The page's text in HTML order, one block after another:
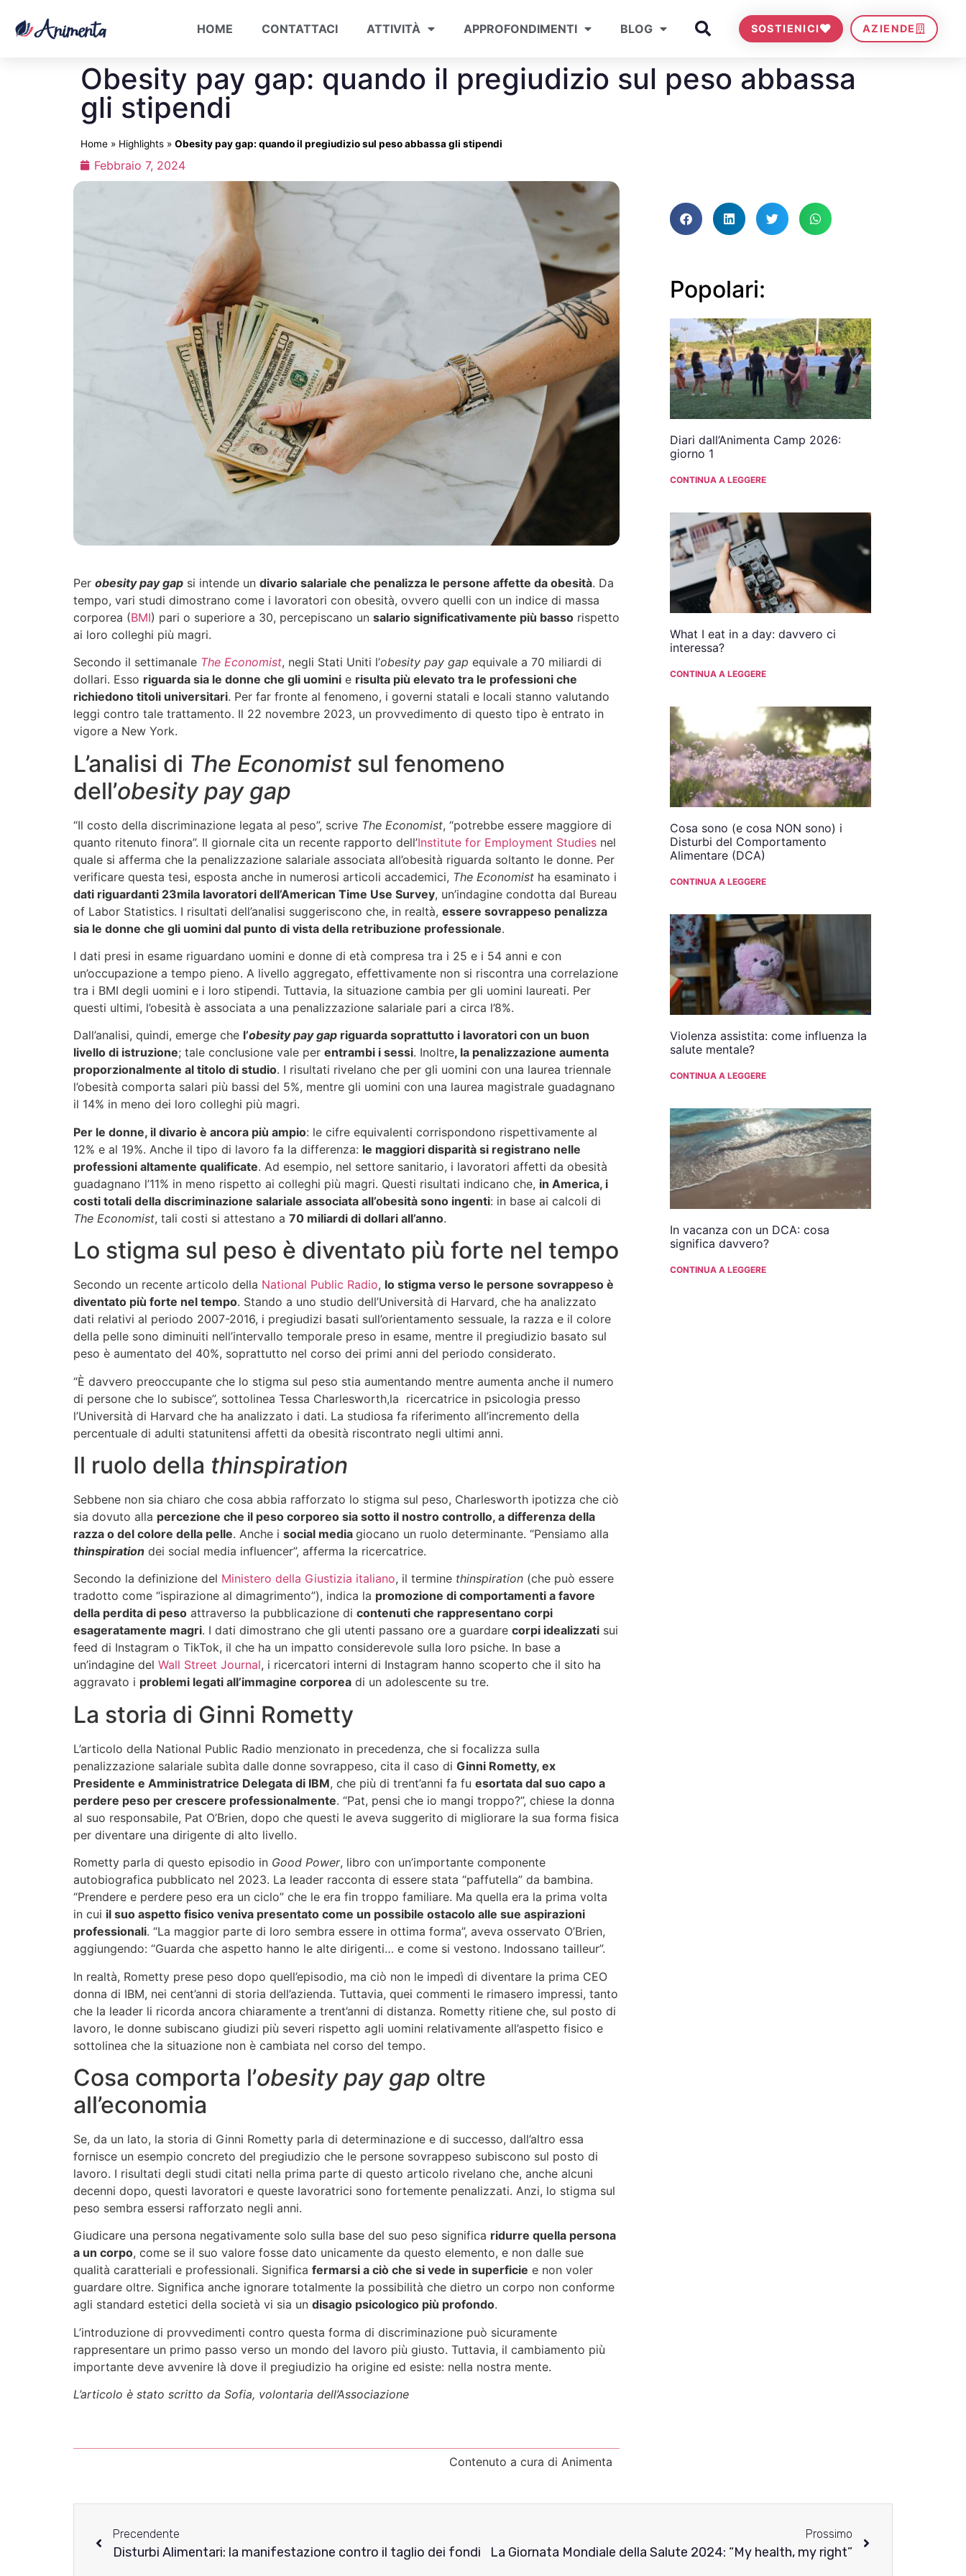
HOME CONTATTACI ATTIVITÀ APPROFONDIMENTI BLOG SOSTIENICI AZIENDE
Obesity pay gap: quando il pregiudizio sul peso abbassa
gli stipendi
Home » Highlights » Obesity pay gap: quando il pregiudizio sul peso abbassa gli stipendi
Febbraio 7, 2024
Per obesity pay gap si intende un divario salariale che penalizza le persone affette da obesità. Da
tempo, vari studi dimostrano come i lavoratori con obesità, ovvero quelli con un indice di massa
corporea (BMI) pari o superiore a 30, percepiscano un salario significativamente più basso rispetto
ai loro colleghi più magri.
Secondo il settimanale The Economist, negli Stati Uniti l’obesity pay gap equivale a 70 miliardi di
dollari. Esso riguarda sia le donne che gli uomini e risulta più elevato tra le professioni che
richiedono titoli universitari. Per far fronte al fenomeno, i governi statali e locali stanno valutando
leggi contro tale trattamento. Il 22 novembre 2023, un provvedimento di questo tipo è entrato in
vigore a New York.
L’analisi di The Economist sul fenomeno
dell’obesity pay gap
“Il costo della discriminazione legata al peso”, scrive The Economist, “potrebbe essere maggiore di
quanto ritenuto finora”. Il giornale cita un recente rapporto dell’Institute for Employment Studies nel
quale si afferma che la penalizzazione salariale associata all’obesità riguarda soltanto le donne. Per
verificare questa tesi, esposta anche in numerosi articoli accademici, The Economist ha esaminato i
dati riguardanti 23mila lavoratori dell’American Time Use Survey, un’indagine condotta dal Bureau
of Labor Statistics. I risultati dell’analisi suggeriscono che, in realtà, essere sovrappeso penalizza
sia le donne che gli uomini dal punto di vista della retribuzione professionale.
I dati presi in esame riguardano uomini e donne di età compresa tra i 25 e i 54 anni e con
un’occupazione a tempo pieno. A livello aggregato, effettivamente non si riscontra una correlazione
tra i BMI degli uomini e i loro stipendi. Tuttavia, la situazione cambia per gli uomini laureati. Per
questi ultimi, l’obesità è associata a una penalizzazione salariale pari a circa l’8%.
Dall’analisi, quindi, emerge che l’obesity pay gap riguarda soprattutto i lavoratori con un buon
livello di istruzione; tale conclusione vale per entrambi i sessi. Inoltre, la penalizzazione aumenta
proporzionalmente al titolo di studio. I risultati rivelano che per gli uomini con una laurea triennale
l’obesità comporta salari più bassi del 5%, mentre gli uomini con una laurea magistrale guadagnano
il 14% in meno dei loro colleghi più magri.
Per le donne, il divario è ancora più ampio: le cifre equivalenti corrispondono rispettivamente al
12% e al 19%. Anche il tipo di lavoro fa la differenza: le maggiori disparità si registrano nelle
professioni altamente qualificate. Ad esempio, nel settore sanitario, i lavoratori affetti da obesità
guadagnano l’11% in meno rispetto ai colleghi più magri. Questi risultati indicano che, in America, i
costi totali della discriminazione salariale associata all’obesità sono ingenti: in base ai calcoli di
The Economist, tali costi si attestano a 70 miliardi di dollari all’anno.
Lo stigma sul peso è diventato più forte nel tempo
Secondo un recente articolo della National Public Radio, lo stigma verso le persone sovrappeso è
diventato più forte nel tempo. Stando a uno studio dell’Università di Harvard, che ha analizzato
dati relativi al periodo 2007-2016, i pregiudizi basati sull’orientamento sessuale, la razza e il colore
della pelle sono diminuiti nell’intervallo temporale preso in esame, mentre il pregiudizio basato sul
peso è aumentato del 40%, soprattutto nel corso dei primi anni del periodo considerato.
“È davvero preoccupante che lo stigma sul peso stia aumentando mentre aumenta anche il numero
di persone che lo subisce”, sottolinea Tessa Charlesworth,la ricercatrice in psicologia presso
l’Università di Harvard che ha analizzato i dati. La studiosa fa riferimento all’incremento della
percentuale di adulti statunitensi affetti da obesità riscontrato negli ultimi anni.
Il ruolo della thinspiration
Sebbene non sia chiaro che cosa abbia rafforzato lo stigma sul peso, Charlesworth ipotizza che ciò
sia dovuto alla percezione che il peso corporeo sia sotto il nostro controllo, a differenza della
razza o del colore della pelle. Anche i social media giocano un ruolo determinante. “Pensiamo alla
thinspiration dei social media influencer”, afferma la ricercatrice.
Secondo la definizione del Ministero della Giustizia italiano, il termine thinspiration (che può essere
tradotto come “ispirazione al dimagrimento”), indica la promozione di comportamenti a favore
della perdita di peso attraverso la pubblicazione di contenuti che rappresentano corpi
esageratamente magri. I dati dimostrano che gli utenti passano ore a guardare corpi idealizzati sui
feed di Instagram o TikTok, il che ha un impatto considerevole sulla loro psiche. In base a
un’indagine del Wall Street Journal, i ricercatori interni di Instagram hanno scoperto che il sito ha
aggravato i problemi legati all’immagine corporea di un adolescente su tre.
La storia di Ginni Rometty
L’articolo della National Public Radio menzionato in precedenza, che si focalizza sulla
penalizzazione salariale subìta dalle donne sovrappeso, cita il caso di Ginni Rometty, ex
Presidente e Amministratrice Delegata di IBM, che più di trent’anni fa fu esortata dal suo capo a
perdere peso per crescere professionalmente. “Pat, pensi che io mangi troppo?”, chiese la donna
al suo responsabile, Pat O’Brien, dopo che questi le aveva suggerito di migliorare la sua forma fisica
per diventare una dirigente di alto livello.
Rometty parla di questo episodio in Good Power, libro con un’importante componente
autobiografica pubblicato nel 2023. La leader racconta di essere stata “paffutella” da bambina.
“Prendere e perdere peso era un ciclo” che le era fin troppo familiare. Ma quella era la prima volta
in cui il suo aspetto fisico veniva presentato come un possibile ostacolo alle sue aspirazioni
professionali. “La maggior parte di loro sembra essere in ottima forma”, aveva osservato O’Brien,
aggiungendo: “Guarda che aspetto hanno le alte dirigenti… e come si vestono. Indossano tailleur”.
In realtà, Rometty prese peso dopo quell’episodio, ma ciò non le impedì di diventare la prima CEO
donna di IBM, nei cent’anni di storia dell’azienda. Tuttavia, quei commenti le rimasero impressi, tanto
che la leader li ricorda ancora chiaramente a trent’anni di distanza. Rometty ritiene che, sul posto di
lavoro, le donne subiscano giudizi più severi rispetto agli uomini relativamente all’aspetto fisico e
sottolinea che la situazione non è cambiata nel corso del tempo.
Cosa comporta l’obesity pay gap oltre
all’economia
Se, da un lato, la storia di Ginni Rometty parla di determinazione e di successo, dall’altro essa
fornisce un esempio concreto del pregiudizio che le persone sovrappeso subiscono sul posto di
lavoro. I risultati degli studi citati nella prima parte di questo articolo rivelano che, anche alcuni
decenni dopo, questi lavoratori e queste lavoratrici sono fortemente penalizzati. Anzi, lo stigma sul
peso sembra essersi rafforzato negli anni.
Giudicare una persona negativamente solo sulla base del suo peso significa ridurre quella persona
a un corpo, come se il suo valore fosse dato unicamente da questo elemento, e non dalle sue
qualità caratteriali e professionali. Significa fermarsi a ciò che si vede in superficie e non voler
guardare oltre. Significa anche ignorare totalmente la possibilità che dietro un corpo non conforme
agli standard estetici della società vi sia un disagio psicologico più profondo.
L’introduzione di provvedimenti contro questa forma di discriminazione può sicuramente
rappresentare un primo passo verso un mondo del lavoro più giusto. Tuttavia, il cambiamento più
importante deve avvenire là dove il pregiudizio ha origine ed esiste: nella nostra mente.
L’articolo è stato scritto da Sofia, volontaria dell’Associazione
Contenuto a cura di Animenta
Popolari:
Diari dall’Animenta Camp 2026:
giorno 1
CONTINUA A LEGGERE
What I eat in a day: davvero ci
interessa?
CONTINUA A LEGGERE
Cosa sono (e cosa NON sono) i
Disturbi del Comportamento
Alimentare (DCA)
CONTINUA A LEGGERE
Violenza assistita: come influenza la
salute mentale?
CONTINUA A LEGGERE
In vacanza con un DCA: cosa
significa davvero?
CONTINUA A LEGGERE
Precendente
Disturbi Alimentari: la manifestazione contro il taglio dei fondi
Prossimo
La Giornata Mondiale della Salute 2024: “My health, my right”